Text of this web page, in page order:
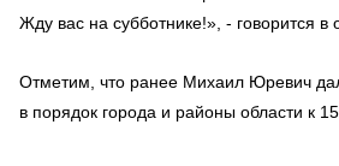
Жду вас на субботнике!», - говорится в
Отметим, что ранее Михаил Юревич
в порядок города и районы области к